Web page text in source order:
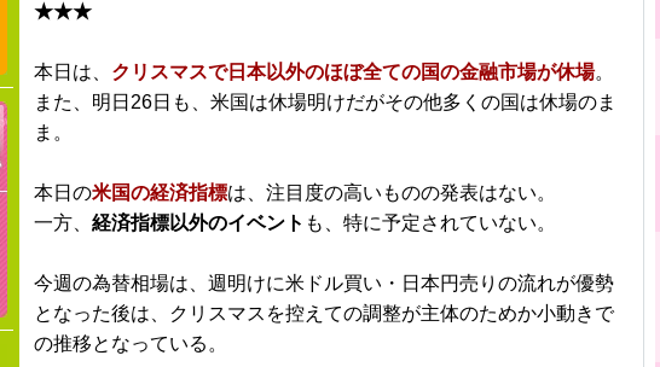
★★★
本日は、 クリスマスで日本以外のほぼ全ての国の金融市場が休場。
また、明日26日も、米国は休場明けだがその他多くの国は休場のま
ま。
本日の米国の経済指標は、注目度の高いものの発表はない。
一方、 経済指標以外のイベント も、特に予定されていない。
今週の為替相場は、週明けに米ドル買い・日本円売りの流れが優勢
となった後は、クリスマスを控えての調整が主体のためか小動きで
の推移となっている。